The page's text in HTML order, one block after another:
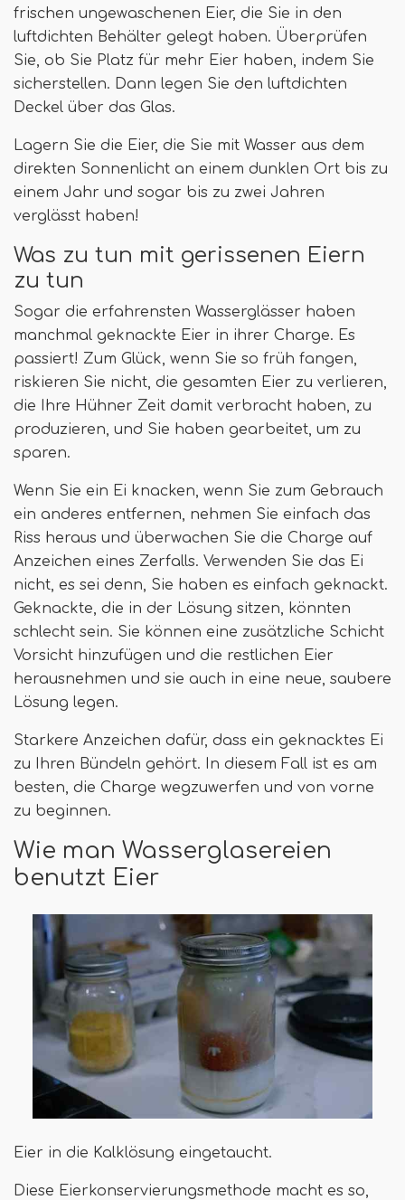
frischen ungewaschenen Eier, die Sie in den
luftdichten Behälter gelegt haben. Überprüfen
Sie, ob Sie Platz für mehr Eier haben, indem Sie
sicherstellen. Dann legen Sie den luftdichten
Deckel über das Glas.
Lagern Sie die Eier, die Sie mit Wasser aus dem
direkten Sonnenlicht an einem dunklen Ort bis zu
einem Jahr und sogar bis zu zwei Jahren
verglässt haben!
Was zu tun mit gerissenen Eiern
zu tun
Sogar die erfahrensten Wasserglässer haben
manchmal geknackte Eier in ihrer Charge. Es
passiert! Zum Glück, wenn Sie so früh fangen,
riskieren Sie nicht, die gesamten Eier zu verlieren,
die Ihre Hühner Zeit damit verbracht haben, zu
produzieren, und Sie haben gearbeitet, um zu
sparen.
Wenn Sie ein Ei knacken, wenn Sie zum Gebrauch
ein anderes entfernen, nehmen Sie einfach das
Riss heraus und überwachen Sie die Charge auf
Anzeichen eines Zerfalls. Verwenden Sie das Ei
nicht, es sei denn, Sie haben es einfach geknackt.
Geknackte, die in der Lösung sitzen, könnten
schlecht sein. Sie können eine zusätzliche Schicht
Vorsicht hinzufügen und die restlichen Eier
herausnehmen und sie auch in eine neue, saubere
Lösung legen.
Starkere Anzeichen dafür, dass ein geknacktes Ei
zu Ihren Bündeln gehört. In diesem Fall ist es am
besten, die Charge wegzuwerfen und von vorne
zu beginnen.
Wie man Wasserglasereien
benutzt Eier
Eier in die Kalklösung eingetaucht.
Diese Eierkonservierungsmethode macht es so,